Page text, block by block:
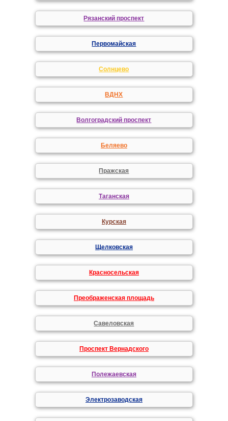
Рязанский проспект
Первомайская
Солнцево
ВДНХ
Волгоградский проспект
Беляево
Пражская
Таганская
Курская
Щелковская
Красносельская
Преображенская площадь
Савеловская
Проспект Вернадского
Полежаевская
Электрозаводская